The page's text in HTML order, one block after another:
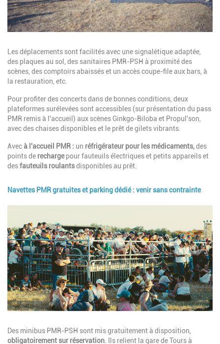
Description
Les déplacements sont facilités avec une signalétique adaptée,
des plaques au sol, des sanitaires PMR-PSH à proximité des
scènes, des comptoirs abaissés et un accès coupe-file aux bars, à
la restauration, etc.
Pour profiter des concerts dans de bonnes conditions, deux
plateformes surélevées sont accessibles (sur présentation du pass
PMR remis à l'accueil) aux scènes Ginkgo-Biloba et Propul'son,
avec des chaises disponibles et le prêt de gilets vibrants.
Avecà l'accueil PMR : un réfrigérateur pour les médicaments,des
points de rechargepour fauteuils électriques et petits appareils et
desfauteuils roulantsdisponibles au prêt.
Navettes PMR gratuites et parking dédié : venir sans contrainte
Description
Des minibus PMR-PSH sont mis gratuitement à disposition,
obligatoirement sur réservation. Ils relient la gare de Tours à